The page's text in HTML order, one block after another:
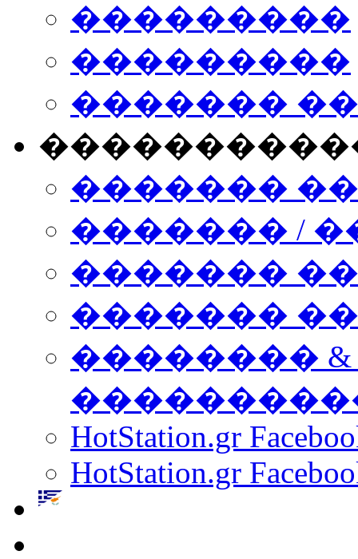
���������
���������
�������
�������
������� /
�������
������� ���
��������
HotStation.gr
HotStation.gr